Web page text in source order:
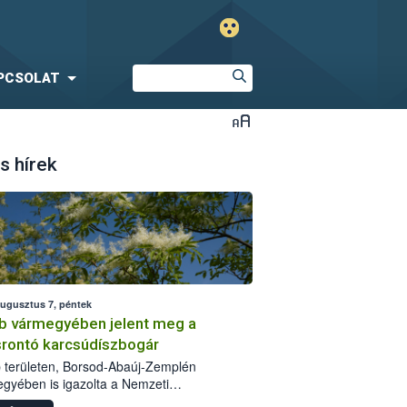
hírek
7, péntek
vármegyében jelent meg a
karcsúdíszbogár
területen, Borsod-Abaúj-Zemplén
is igazolta a Nemzeti
biztonsági Hivatal (Nébih) a